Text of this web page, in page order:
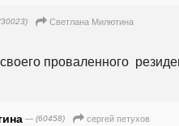
Светлана Милютина
проваленного
— (60458)
сергей петухов